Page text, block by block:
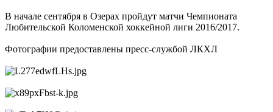
В начале сентября в Озерах пройдут матчи Чемпионата
Любительской Коломенской хоккейной лиги 2016/2017.
Фотографии предоставлены пресс-службой ЛКХЛ